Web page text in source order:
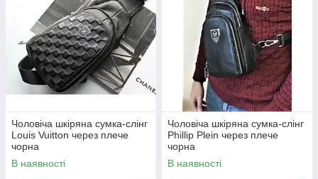
Чоловіча шкіряна сумка-слінг
Louis Vuitton через плече
чорна
В наявності
Чоловіча шкіряна сумка-слінг
Phillip Plein через плече
чорна
В наявності